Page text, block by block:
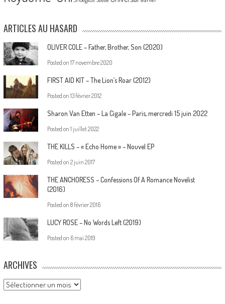
ARTICLES AU HASARD
OLIVER COLE – Father, Brother, Son (2020)
Posted on 17 novembre 2020
FIRST AID KIT – The Lion’s Roar (2012)
Posted on 13 février 2012
Sharon Van Etten – La Cigale – Paris, mercredi 15 juin 2022
Posted on 1 juillet 2022
THE KILLS – « Echo Home » – Nouvel EP
Posted on 2 juin 2017
THE ANCHORESS – Confessions Of A Romance Novelist
(2016)
Posted on 8 février 2016
LUCY ROSE – No Words Left (2019)
Posted on 6 mai 2019
ARCHIVES
Archives